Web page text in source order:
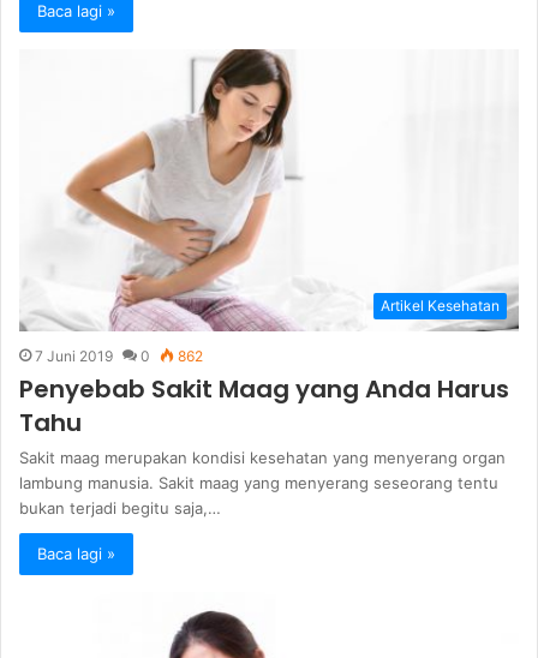
Baca lagi »
Artikel Kesehatan
7 Juni 2019 0 862
Penyebab Sakit Maag yang Anda Harus
Tahu
Sakit maag merupakan kondisi kesehatan yang menyerang organ
lambung manusia. Sakit maag yang menyerang seseorang tentu
bukan terjadi begitu saja,…
Baca lagi »